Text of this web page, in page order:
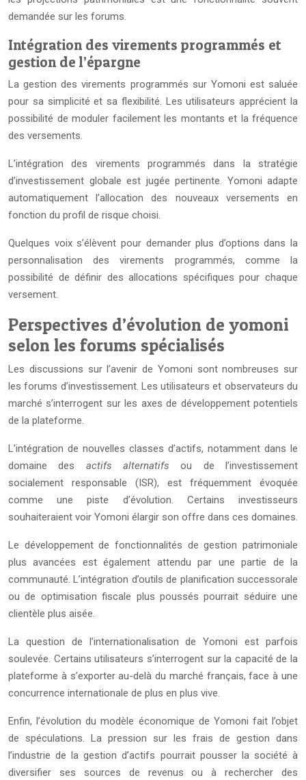
demandée sur les forums.
Intégration des virements programmés et
gestion de l’épargne
La gestion des virements programmés sur Yomoni est saluée
pour sa simplicité et sa flexibilité. Les utilisateurs apprécient la
possibilité de moduler facilement les montants et la fréquence
des versements.
L’intégration des virements programmés dans la stratégie
d’investissement globale est jugée pertinente. Yomoni adapte
automatiquement l’allocation des nouveaux versements en
fonction du profil de risque choisi.
Quelques voix s’élèvent pour demander plus d’options dans la
personnalisation des virements programmés, comme la
possibilité de définir des allocations spécifiques pour chaque
versement.
Perspectives d’évolution de yomoni
selon les forums spécialisés
Les discussions sur l’avenir de Yomoni sont nombreuses sur
les forums d’investissement. Les utilisateurs et observateurs du
marché s’interrogent sur les axes de développement potentiels
de la plateforme.
L’intégration de nouvelles classes d’actifs, notamment dans le
domaine des actifs alternatifsou de l’investissement
socialement responsable (ISR), est fréquemment évoquée
comme une piste d’évolution. Certains investisseurs
souhaiteraient voir Yomoni élargir son offre dans ces domaines.
Le développement de fonctionnalités de gestion patrimoniale
plus avancées est également attendu par une partie de la
communauté. L’intégration d’outils de planification successorale
ou de optimisation fiscale plus poussés pourrait séduire une
clientèle plus aisée.
La question de l’internationalisation de Yomoni est parfois
soulevée. Certains utilisateurs s’interrogent sur la capacité de la
plateforme à s’exporter au-delà du marché français, face à une
concurrence internationale de plus en plus vive.
Enfin, l’évolution du modèle économique de Yomoni fait l’objet
de spéculations. La pression sur les frais de gestion dans
l’industrie de la gestion d’actifs pourrait pousser la société à
diversifier ses sources de revenus ou à rechercher des